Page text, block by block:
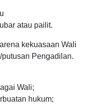
atau pailit.
kekuasaan Wali
Pengadilan.
Wali;
hukum;